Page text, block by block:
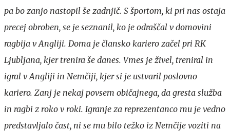
pa bo zanjo nastopil še zadnjič. S športom, ki pri nas ostaja
precej obroben, se je seznanil, ko je odraščal v domovini
ragbija v Angliji. Doma je člansko kariero začel pri RK
Ljubljana, kjer trenira še danes. Vmes je živel, treniral in
igral v Angliji in Nemčiji, kjer si je ustvaril poslovno
kariero. Zanj je nekaj povsem običajnega, da gresta služba
in ragbi z roko v roki. Igranje za reprezentanco mu je vedno
predstavljalo čast, ni se mu bilo težko iz Nemčije voziti na